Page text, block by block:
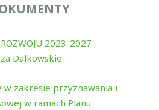
2023-2027
Dalkowskie
w zakresie przyznawania i
w ramach Planu